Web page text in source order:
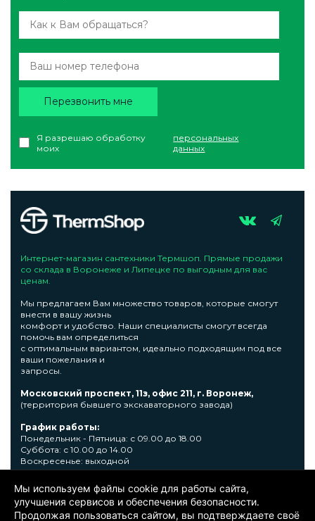
Я разрешаю обработку
моих
персональных
данных
Перезвонить мне
Интернет-магазин сантехники Термшоп. Прямые продажи
со склада в Воронеже и Липецке по выгодным для вас
ценам.
Мы предлагаем Вам множество товаров, которые смогут
внести в вашу жизнь
комфорт и удобство. Наши специалисты смогут всегда
помочь вам определиться
с оптимальным вариантом, идеально подходящим под все
ваши пожелания и
запросы.
Московский проспект, 11з, офис 211, г. Воронеж,
(территория бывшего экскаваторного завода)
График работы:
Понедельник - Пятница: с 09.00 до 18.00
Суббота: с 10.00 до 14.00
Воскресенье: выходной
Узнать подробную информациювы сможете по телефону +7
473 300-31-39 или E-mail: sale@thermshop.ru
© 2024. ООО «Термшоп». Все права защищены. Политика
Мы используем файлы cookie для работы сайта,
улучшения сервисов и обеспечения безопасности.
Продолжая пользоваться сайтом, вы подтверждаете своё